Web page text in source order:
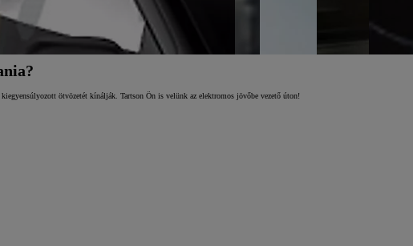
ötvözetét kínálják. Tartson Ön is velünk az elektromos jövőbe vezető úton!